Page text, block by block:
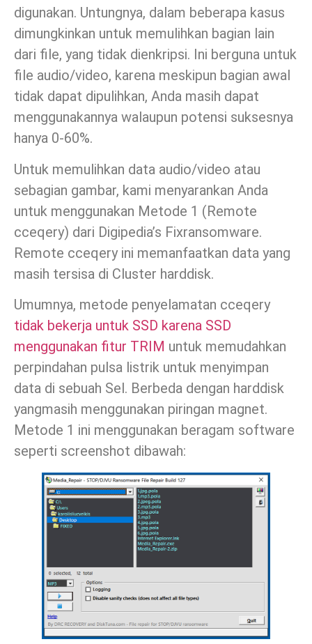
digunakan. Untungnya, dalam beberapa kasus
dimungkinkan untuk memulihkan bagian lain
dari file, yang tidak dienkripsi. Ini berguna untuk
file audio/video, karena meskipun bagian awal
tidak dapat dipulihkan, Anda masih dapat
menggunakannya walaupun potensi suksesnya
hanya 0-60%.
Untuk memulihkan data audio/video atau
sebagian gambar, kami menyarankan Anda
untuk menggunakan Metode 1 (Remote
cceqery) dari Digipedia’s Fixransomware.
Remote cceqery ini memanfaatkan data yang
masih tersisa di Cluster harddisk.
Umumnya, metode penyelamatan cceqery
tidak bekerja untuk SSD karena SSD
menggunakan fitur TRIM untuk memudahkan
perpindahan pulsa listrik untuk menyimpan
data di sebuah Sel. Berbeda dengan harddisk
yangmasih menggunakan piringan magnet.
Metode 1 ini menggunakan beragam software
seperti screenshot dibawah: